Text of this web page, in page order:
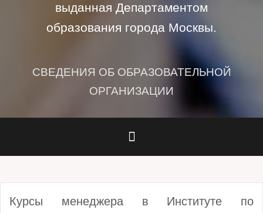
выданная Департаментом
образования города Москвы.
СВЕДЕНИЯ ОБ ОБРАЗОВАТЕЛЬНОЙ
ОРГАНИЗАЦИИ
Курсы менеджера в Институте по